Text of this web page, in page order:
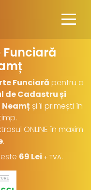
Funciară
Funciară pentru a
de Cadastru și
și îl primești în
ONLINE în maxim
.
69 Lei + TVA.